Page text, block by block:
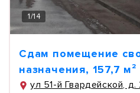
1/14
Сдам помещение
назначения, 157,7 м²
ул 51-й Гвардейской, д.